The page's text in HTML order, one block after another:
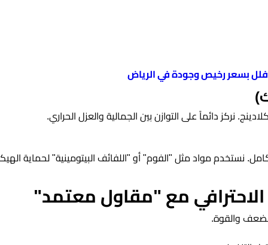
بسعر رخيص وجودة في الرياض
نركز دائماً على التوازن بين الجمالية والعزل الحراري.
نستخدم مواد مثل "الفوم" أو "اللفائف البيتومينية" لحماية
مع "مقاول معتمد"
والقوة.